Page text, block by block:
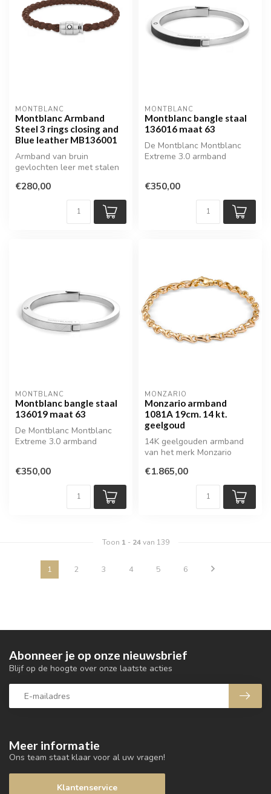
MONTBLANC
Montblanc Armband
Steel 3 rings closing and
Blue leather MB136001
Armband van bruin
gevlochten leer met stalen
€280,00
MONTBLANC
Montblanc bangle staal
136016 maat 63
De Montblanc Montblanc
Extreme 3.0 armband
€350,00
MONTBLANC
Montblanc bangle staal
136019 maat 63
De Montblanc Montblanc
Extreme 3.0 armband
€350,00
MONZARIO
Monzario armband
1081A 19cm. 14 kt.
geelgoud
14K geelgouden armband
van het merk Monzario
€1.865,00
Toon 1- 24van 139
1 2 3 4 5 6
Meer informatie
Ons team staat klaar voor al uw vragen!
Klantenservice
Abonneer je op onze nieuwsbrief
Blijf op de hoogte over onze laatste acties